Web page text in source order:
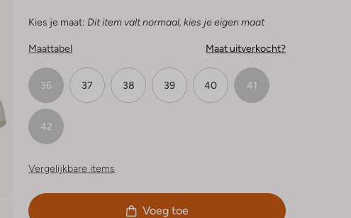
Kies je maat: Dit item valt normaal, kies je eigen maat
Maattabel Maat uitverkocht?
36 37 38 39 40 41
42
Vergelijkbare items
Voeg toe